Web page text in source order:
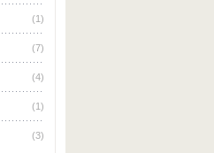
(1)
(7)
(4)
(1)
(3)